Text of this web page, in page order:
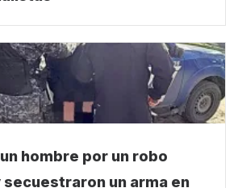
hombre por un robo